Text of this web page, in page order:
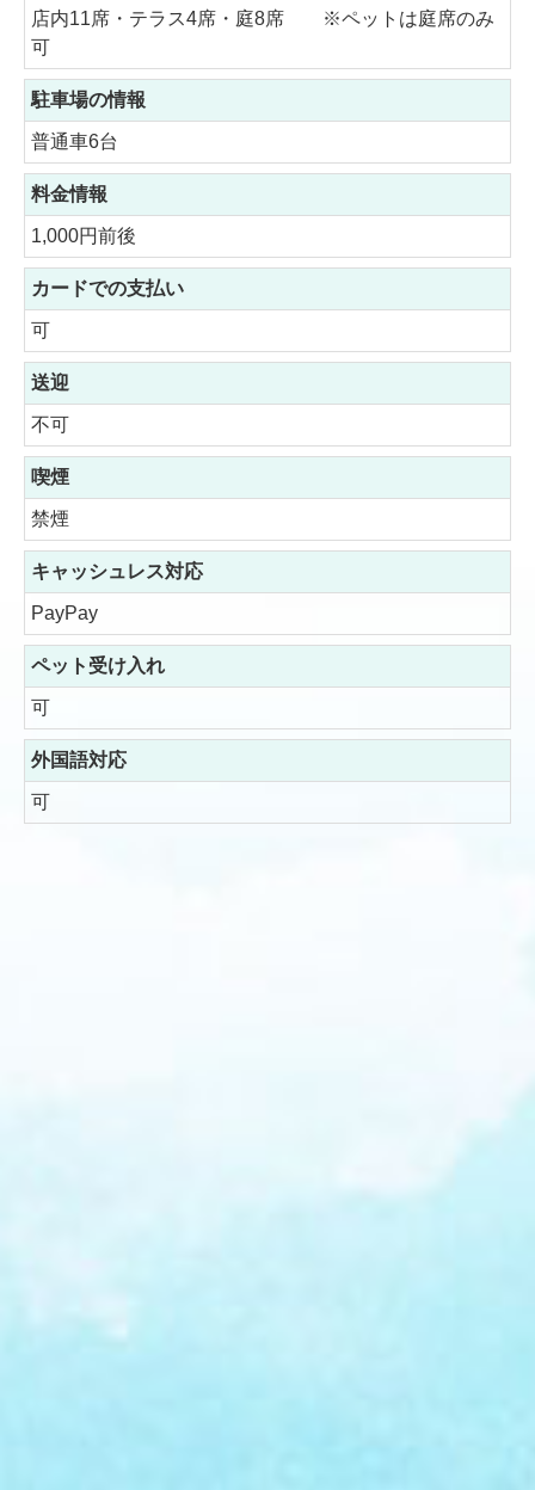
店内11席・テラス4席・庭8席 ※ペットは庭席のみ
可
駐車場の情報
普通車6台
料金情報
1,000円前後
カードでの支払い
可
送迎
不可
喫煙
禁煙
キャッシュレス対応
PayPay
ペット受け入れ
可
外国語対応
可